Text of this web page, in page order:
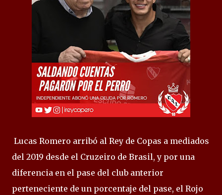
Lucas Romero arribó al Rey de Copas a mediados
del 2019 desde el Cruzeiro de Brasil, y por una
diferencia en el pase del club anterior
perteneciente de un porcentaje del pase, el Rojo